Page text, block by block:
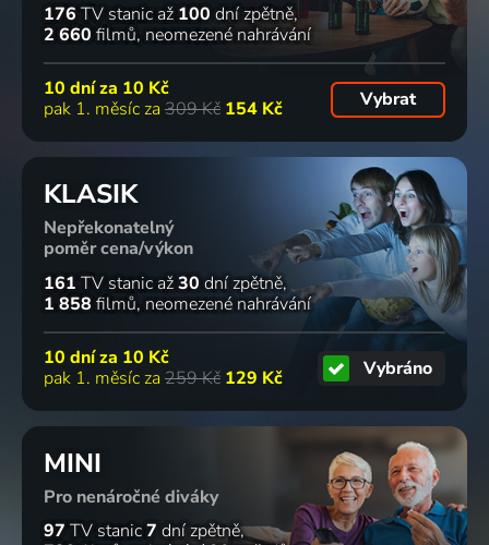
176 TV stanic až 100 dní zpětně
2 660 filmů neomezené nahrávání
10 dní za 10 Kč
pak 1. měsíc za 309 Kč 154 Kč Vybrat
KLASIK
Nepřekonatelný
poměr cena/výkon
161 TV stanic až30 dní zpětně
1 858 filmů neomezené nahrávání
10 dní za 10 Kč
pak 1. měsíc za 259 Kč 129 Kč Vybráno
MINI
Pro nenáročné diváky
97 TV stanic7 dní zpětně